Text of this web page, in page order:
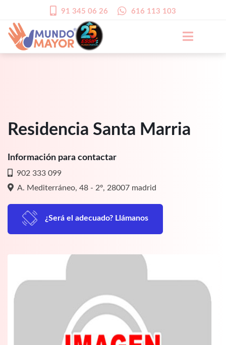
91 345 06 26 616 113 103
Residencia Santa Marria
Información para contactar
902 333 099
A. Mediterráneo, 48 - 2º, 28007 madrid
¿Será el adecuado? Llámanos